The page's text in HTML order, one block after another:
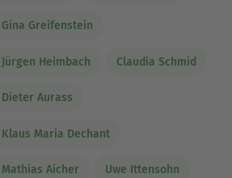
Gina Greifenstein
Jürgen Heimbach Claudia Schmid
Dieter Aurass
Klaus Maria Dechant
Mathias Aicher Uwe Ittensohn